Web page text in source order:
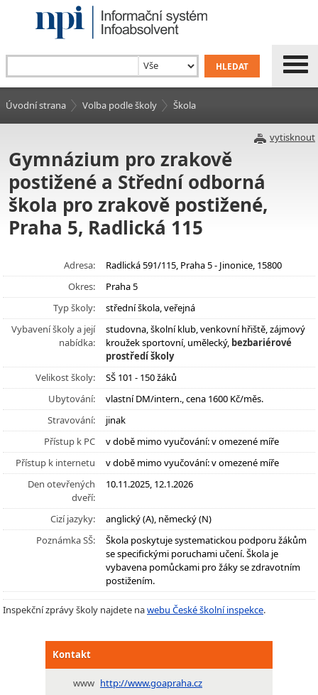
Úvodní strana Volba podle školy Škola
vytisknout
Gymnázium pro zrakově
postižené a Střední odborná
škola pro zrakově postižené,
Praha 5, Radlická 115
Adresa:
Radlická 591/115, Praha 5 - Jinonice, 15800
Okres:
Praha 5
Typ školy:
střední škola, veřejná
Vybavení školy a její
nabídka:
studovna, školní klub, venkovní hřiště, zájmový
kroužek sportovní, umělecký, bezbariérové
prostředí školy
Velikost školy:
SŠ 101 - 150 žáků
Ubytování:
vlastní DM/intern., cena 1600 Kč/měs.
Stravování:
jinak
Přístup k PC
v době mimo vyučování: v omezené míře
Přístup k internetu
v době mimo vyučování: v omezené míře
Den otevřených
dveří:
10.11.2025, 12.1.2026
Cizí jazyky:
anglický (A), německý (N)
Poznámka SŠ:
Škola poskytuje systematickou podporu žákům
se specifickými poruchami učení. Škola je
vybavena pomůckami pro žáky se zdravotním
postižením.
Inspekční zprávy školy najdete nawebu České školní inspekce.
Kontakt
www http://www.goapraha.cz